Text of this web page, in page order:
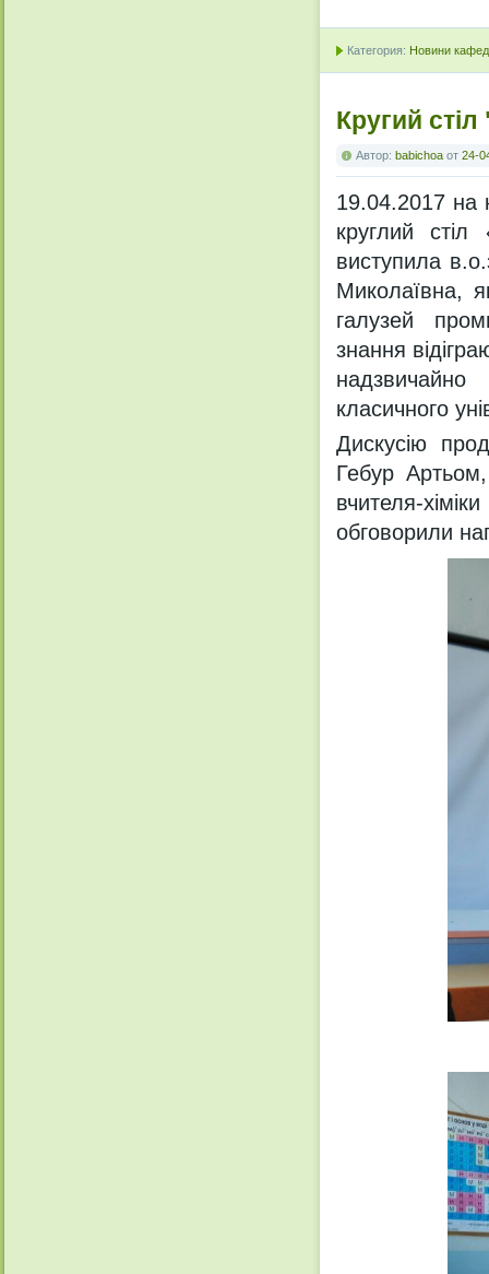
Категория: Новини
Кругий стіл
Автор: babichoa от 24-
19.04.2017 на
круглий стіл
виступила
Миколаївна,
галузей
знання
класичного
Дискусію
Гебур
вчителя-
обговорили